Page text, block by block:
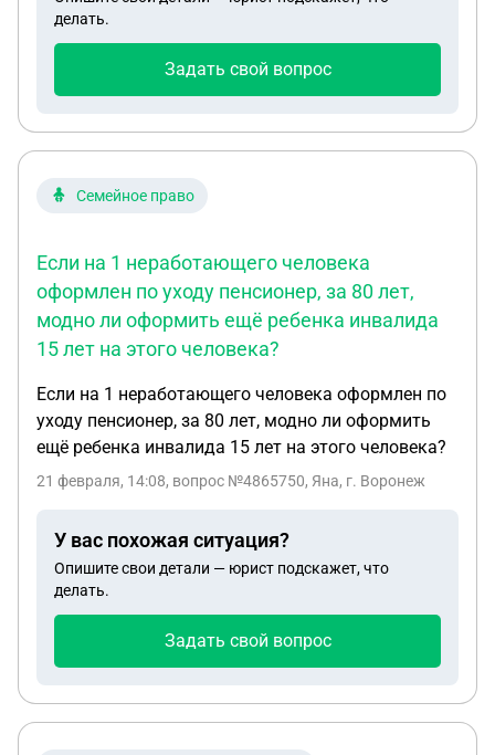
делать.
Задать свой вопрос
Семейное право
Если на 1 неработающего человека
оформлен по уходу пенсионер, за 80 лет,
модно ли оформить ещё ребенка инвалида
15 лет на этого человека?
Если на 1 неработающего человека оформлен по
уходу пенсионер, за 80 лет, модно ли оформить
ещё ребенка инвалида 15 лет на этого человека?
21 февраля, 14:08, вопрос №4865750, Яна, г. Воронеж
У вас похожая ситуация?
Опишите свои детали — юрист подскажет, что
делать.
Задать свой вопрос